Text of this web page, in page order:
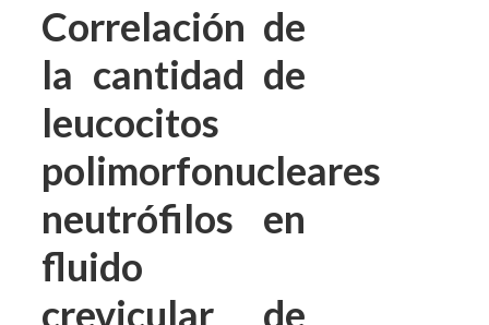
Correlación de
la cantidad de
leucocitos
polimorfonucleares
neutrófilos en
fluido
crevicular de